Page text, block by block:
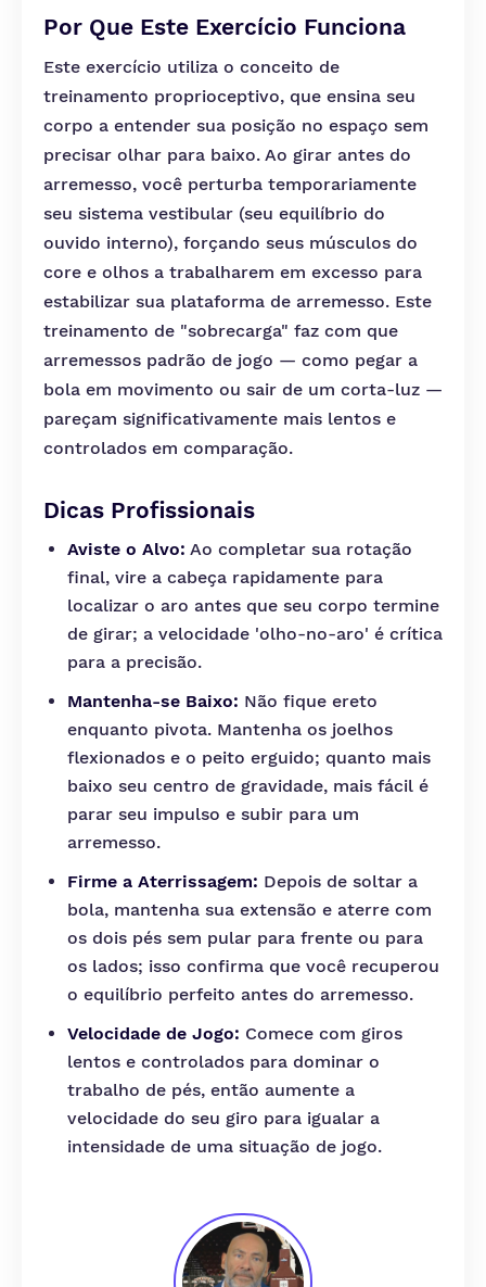
Por Que Este Exercício Funciona
Este exercício utiliza o conceito de
treinamento proprioceptivo, que ensina seu
corpo a entender sua posição no espaço sem
precisar olhar para baixo. Ao girar antes do
arremesso, você perturba temporariamente
seu sistema vestibular (seu equilíbrio do
ouvido interno), forçando seus músculos do
core e olhos a trabalharem em excesso para
estabilizar sua plataforma de arremesso. Este
treinamento de "sobrecarga" faz com que
arremessos padrão de jogo — como pegar a
bola em movimento ou sair de um corta-luz —
pareçam significativamente mais lentos e
controlados em comparação.
Dicas Profissionais
Aviste o Alvo: Ao completar sua rotação
final, vire a cabeça rapidamente para
localizar o aro antes que seu corpo termine
de girar; a velocidade 'olho-no-aro' é crítica
para a precisão.
Mantenha-se Baixo: Não fique ereto
enquanto pivota. Mantenha os joelhos
flexionados e o peito erguido; quanto mais
baixo seu centro de gravidade, mais fácil é
parar seu impulso e subir para um
arremesso.
Firme a Aterrissagem: Depois de soltar a
bola, mantenha sua extensão e aterre com
os dois pés sem pular para frente ou para
os lados; isso confirma que você recuperou
o equilíbrio perfeito antes do arremesso.
Velocidade de Jogo: Comece com giros
lentos e controlados para dominar o
trabalho de pés, então aumente a
velocidade do seu giro para igualar a
intensidade de uma situação de jogo.